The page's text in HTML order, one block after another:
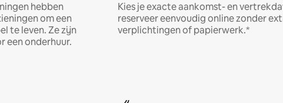
hebben
om een
te leven. Ze zijn
een onderhuur.
Kies je exacte aankomst- en
reserveer eenvoudig online zonder
verplichtingen of papierwerk.*